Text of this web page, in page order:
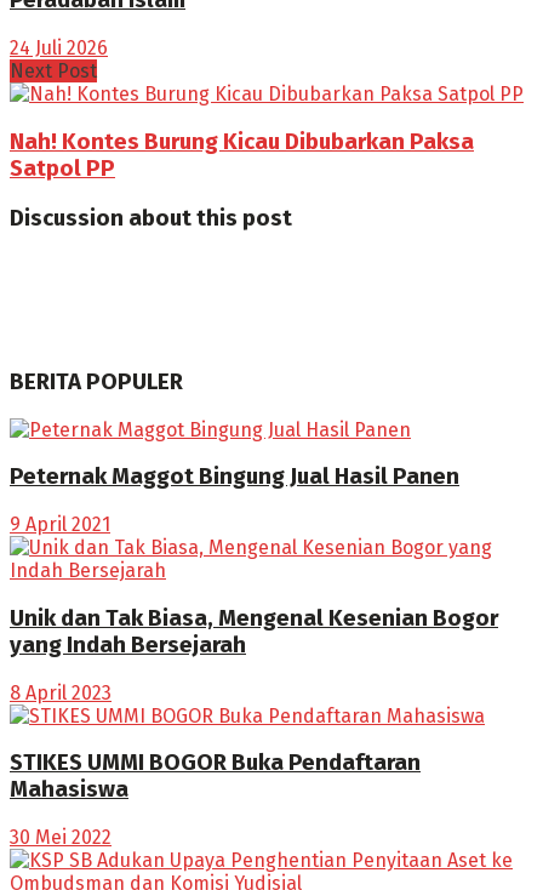
24 Juli 2026
Next Post
Nah! Kontes Burung Kicau Dibubarkan Paksa
Satpol PP
Discussion about this post
BERITA POPULER
Peternak Maggot Bingung Jual Hasil Panen
9 April 2021
Unik dan Tak Biasa, Mengenal Kesenian Bogor
yang Indah Bersejarah
8 April 2023
STIKES UMMI BOGOR Buka Pendaftaran
Mahasiswa
30 Mei 2022